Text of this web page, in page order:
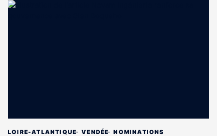
LOIRE-ATLANTIQUE VENDÉE NOMINATIONS